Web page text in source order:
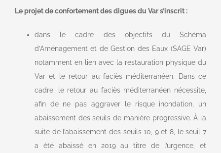
Le projet de confortement des digues du Var s’inscrit :
dans le cadre des objectifs du Schéma
d’Aménagement et de Gestion des Eaux (SAGE Var)
notamment en lien avec la restauration physique du
Var et le retour au faciès méditerranéen. Dans ce
cadre, le retour au faciès méditerranéen nécessite,
afin de ne pas aggraver le risque inondation, un
abaissement des seuils de manière progressive. À la
suite de l’abaissement des seuils 10, 9 et 8, le seuil 7
a été abaissé en 2019 au titre de l’urgence, et